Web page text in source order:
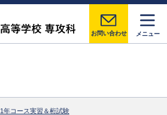
お問い合わせ メニュー
1年コース実習＆桁試験